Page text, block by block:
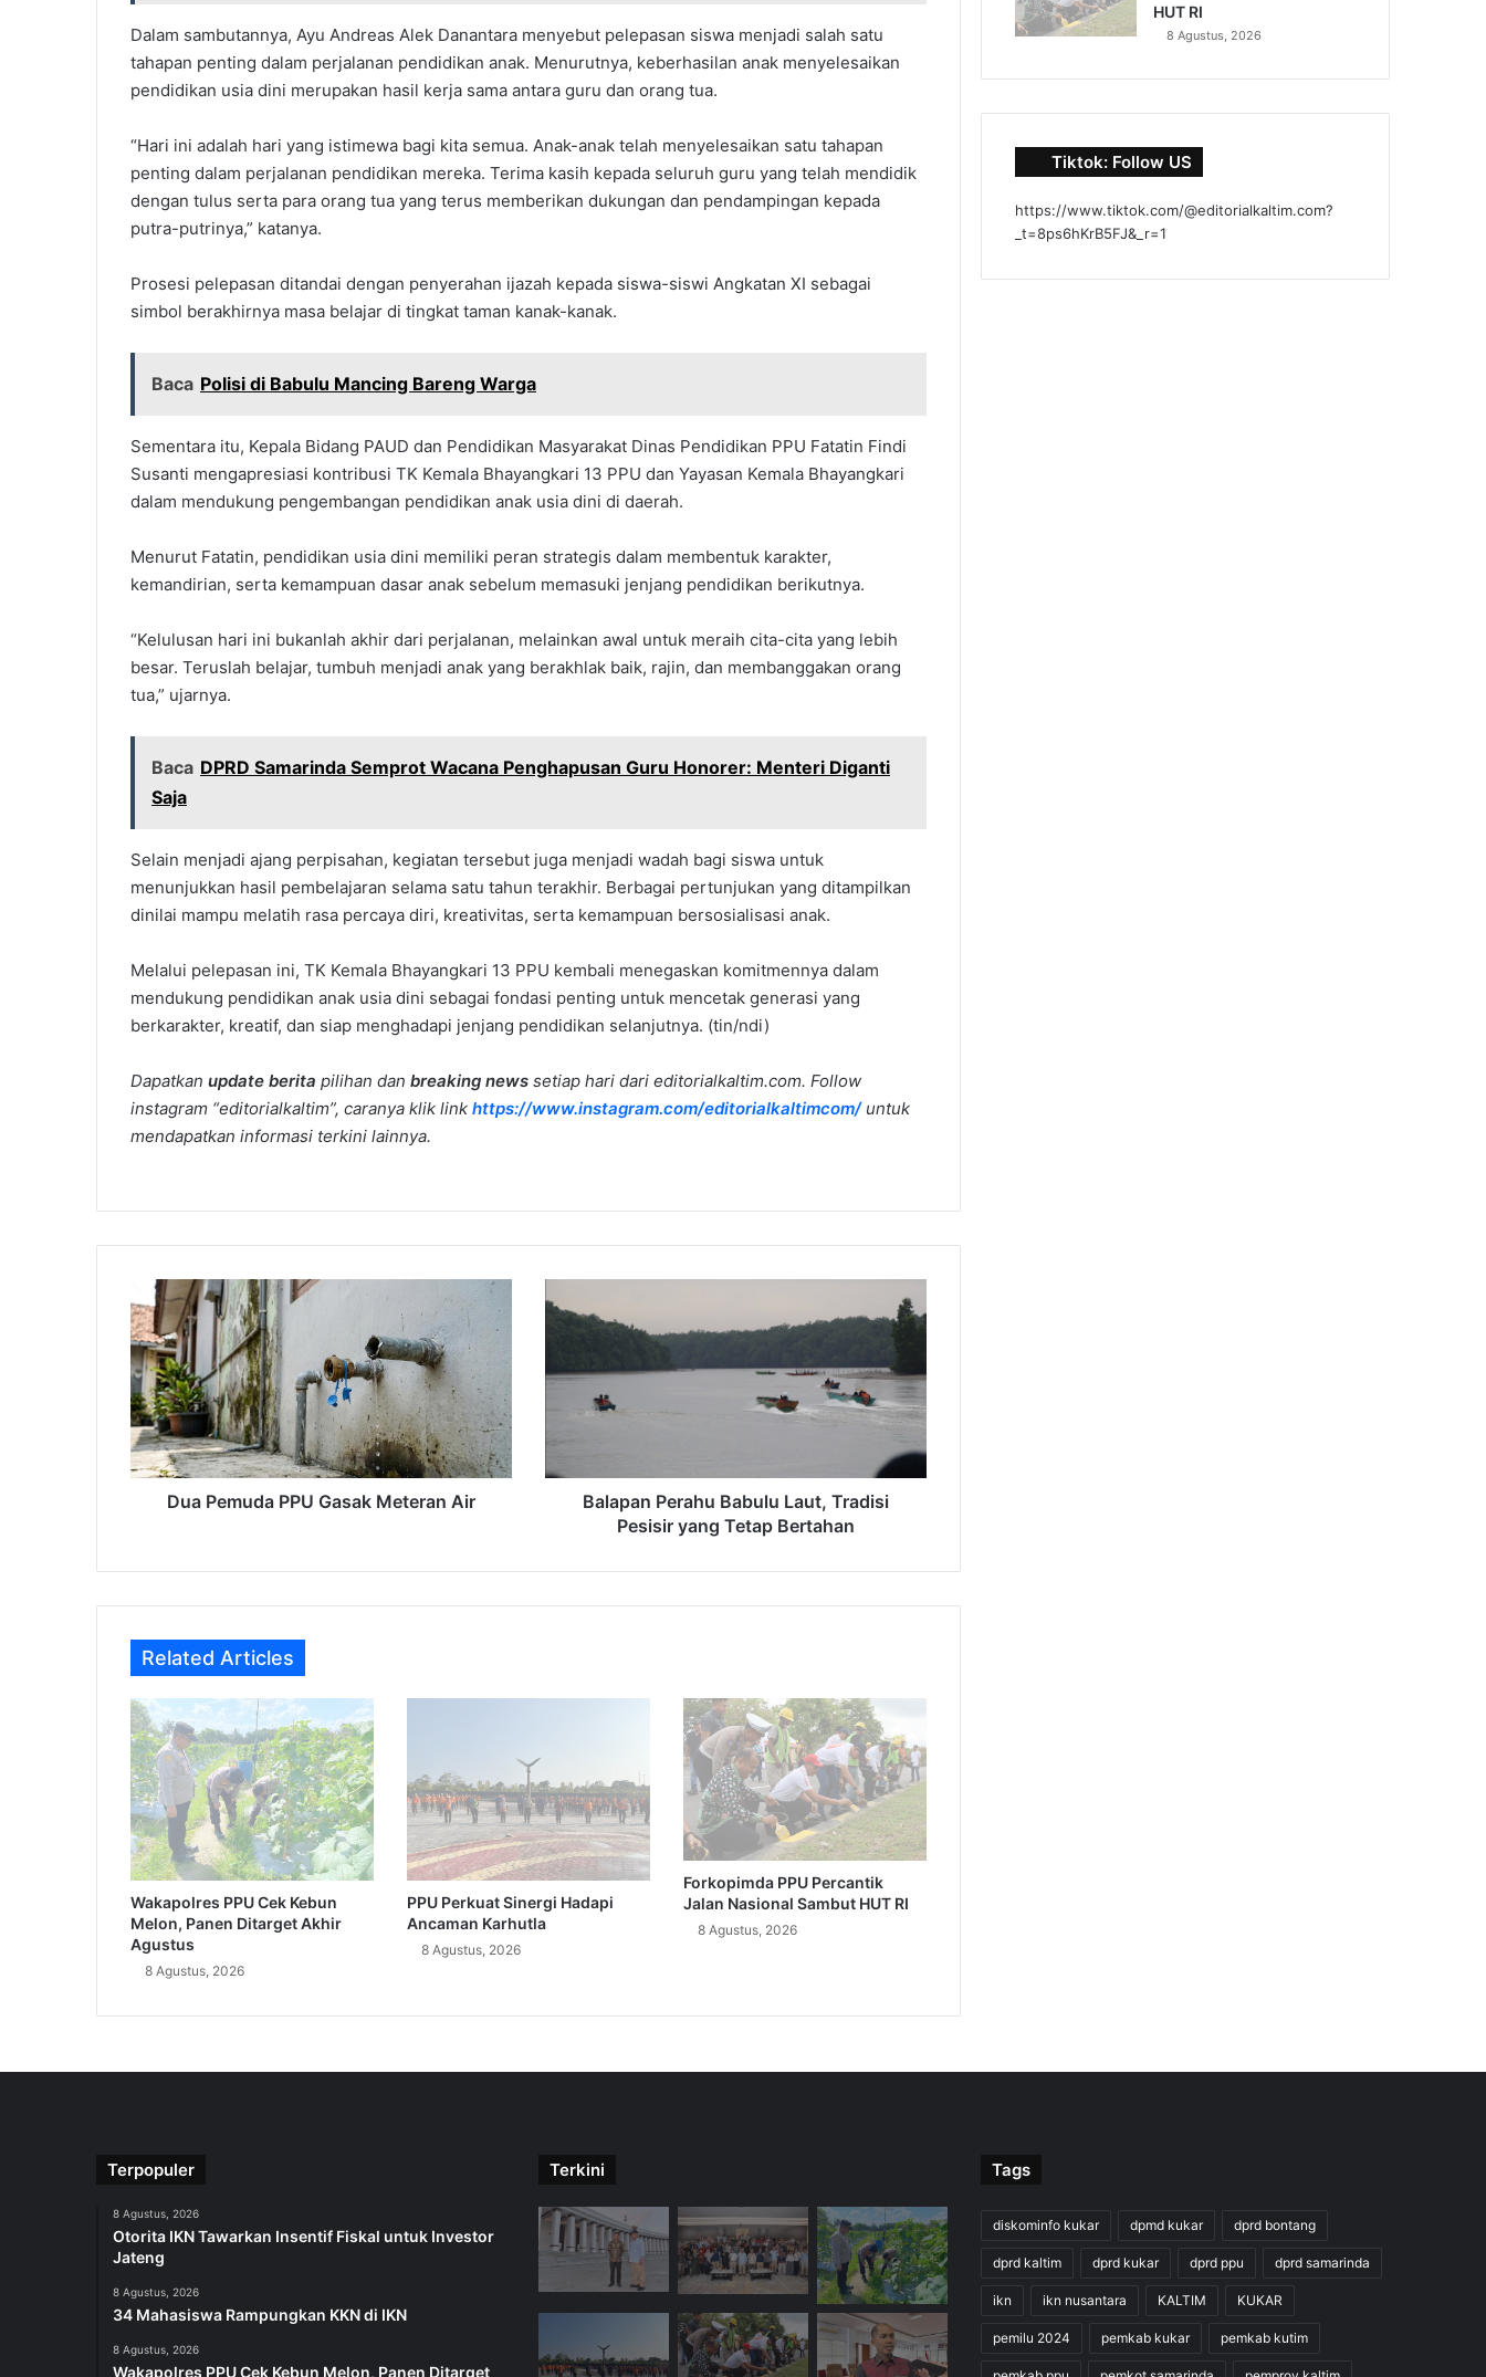
Dalam sambutannya, Ayu Andreas Alek Danantara menyebut pelepasan siswa menjadi salah satu
tahapan penting dalam perjalanan pendidikan anak. Menurutnya, keberhasilan anak menyelesaikan
pendidikan usia dini merupakan hasil kerja sama antara guru dan orang tua.
“Hari ini adalah hari yang istimewa bagi kita semua. Anak-anak telah menyelesaikan satu tahapan
penting dalam perjalanan pendidikan mereka. Terima kasih kepada seluruh guru yang telah mendidik
dengan tulus serta para orang tua yang terus memberikan dukungan dan pendampingan kepada
putra-putrinya,” katanya.
Prosesi pelepasan ditandai dengan penyerahan ijazah kepada siswa-siswi Angkatan XI sebagai
simbol berakhirnya masa belajar di tingkat taman kanak-kanak.
Baca Polisi di Babulu Mancing Bareng Warga
Sementara itu, Kepala Bidang PAUD dan Pendidikan Masyarakat Dinas Pendidikan PPU Fatatin Findi
Susanti mengapresiasi kontribusi TK Kemala Bhayangkari 13 PPU dan Yayasan Kemala Bhayangkari
dalam mendukung pengembangan pendidikan anak usia dini di daerah.
Menurut Fatatin, pendidikan usia dini memiliki peran strategis dalam membentuk karakter,
kemandirian, serta kemampuan dasar anak sebelum memasuki jenjang pendidikan berikutnya.
“Kelulusan hari ini bukanlah akhir dari perjalanan, melainkan awal untuk meraih cita-cita yang lebih
besar. Teruslah belajar, tumbuh menjadi anak yang berakhlak baik, rajin, dan membanggakan orang
tua,” ujarnya.
Baca DPRD Samarinda Semprot Wacana Penghapusan Guru Honorer: Menteri Diganti
Saja
Selain menjadi ajang perpisahan, kegiatan tersebut juga menjadi wadah bagi siswa untuk
menunjukkan hasil pembelajaran selama satu tahun terakhir. Berbagai pertunjukan yang ditampilkan
dinilai mampu melatih rasa percaya diri, kreativitas, serta kemampuan bersosialisasi anak.
Melalui pelepasan ini, TK Kemala Bhayangkari 13 PPU kembali menegaskan komitmennya dalam
mendukung pendidikan anak usia dini sebagai fondasi penting untuk mencetak generasi yang
berkarakter, kreatif, dan siap menghadapi jenjang pendidikan selanjutnya. (tin/ndi)
Dapatkan update berita pilihan dan breaking news setiap hari dari editorialkaltim.com. Follow
instagram “editorialkaltim”, caranya klik link https://www.instagram.com/editorialkaltimcom/untuk
mendapatkan informasi terkini lainnya.
Dua
Pemuda
PPU
Gasak
Meteran
Air
Dua Pemuda PPU Gasak Meteran Air
Perahu
Babulu
Tradisi
Bertahan
Balapan Perahu Babulu Laut, Tradisi
Pesisir yang Tetap Bertahan
Related Articles
Wakapolres PPU Cek Kebun
Melon, Panen Ditarget Akhir
Agustus
8 Agustus, 2026
PPU Perkuat Sinergi Hadapi
Ancaman Karhutla
8 Agustus, 2026
Forkopimda PPU Percantik
Jalan Nasional Sambut HUT RI
8 Agustus, 2026
HUT RI
8 Agustus, 2026
Tiktok: Follow US
https://www.tiktok.com/@editorialkaltim.com?
_t=8ps6hKrB5FJ&_r=1
Terpopuler
8 Agustus, 2026
Otorita IKN Tawarkan Insentif Fiskal untuk Investor
Jateng
8 Agustus, 2026
34 Mahasiswa Rampungkan KKN di IKN
8 Agustus, 2026
Wakapolres PPU Cek Kebun Melon, Panen Ditarget
Terkini Tags
diskominfo kukar dpmd kukar dprd bontang
dprd kaltim dprd kukar dprd ppu dprd samarinda
ikn ikn nusantara KALTIM KUKAR
pemilu 2024 pemkab kukar pemkab kutim